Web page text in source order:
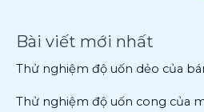
Bài viết mới nhất
Thử nghiệm độ uốn dẻo của
Thử nghiệm độ uốn cong của